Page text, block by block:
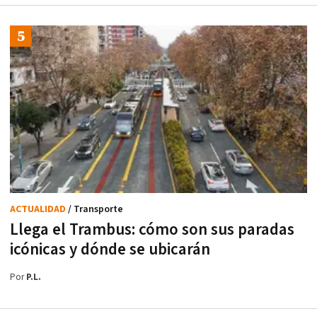
Llega el Trambus: cómo son sus paradas
icónicas y dónde se ubicarán
ACTUALIDAD / Transporte
PorP.L.